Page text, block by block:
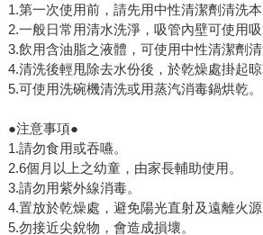
1.第一次使用前，請先用中性清潔劑清洗本
2.一般日常用清水洗淨，吸管內壁可使用吸
3.飲用含油脂之液體，可使用中性清潔劑清
4.清洗後輕甩除去水份後，於乾燥處掛起晾
5.可使用洗碗機清洗或用蒸汽消毒鍋烘乾。
●注意事項●
1.請勿食用或吞嚥。
2.6個月以上之幼童，由家長輔助使用。
3.請勿用紫外線消毒。
4.置放於乾燥處，避免陽光直射及遠離火源
5.勿接近尖銳物，會造成損壞。